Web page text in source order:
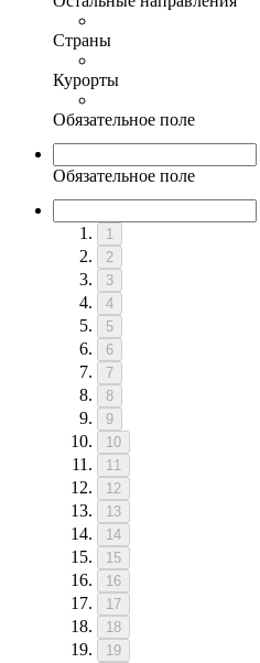
Страны
Курорты
Обязательное поле
Обязательное поле
1
2
3
4
5
6
7
8
9
10
11
12
13
14
15
16
17
18
19